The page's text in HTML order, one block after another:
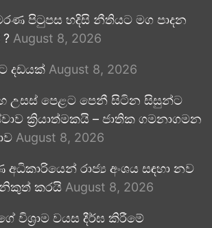
පිටුපස හදිසි නීතියට මග පාදන
August 8, 2026
දඩයක් August 8, 2026
උසස් පෙළට පෙනී සිටින සිසුන්ට
ක්‍රියාත්මකයි – ජාතික ගමනාගමන
August 8, 2026
රාජ්‍ය අංශය සඳහා නව
නිකුත් කරයි August 8, 2026
විශ්‍රාම වයස දීර්ඝ කිරීමේ